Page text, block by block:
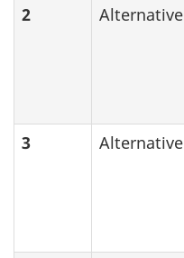
2
Alternative
3
Alternative